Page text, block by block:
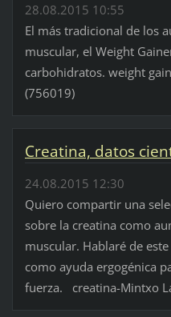
28.08.2015 10:55
El más tradicional de los
muscular, el Weight
carbohidratos. weight
(756019)
Creatina, datos
24.08.2015 12:30
Quiero compartir una
sobre la creatina como
muscular. Hablaré de
como ayuda ergogénica
fuerza. creatina-Mintxo